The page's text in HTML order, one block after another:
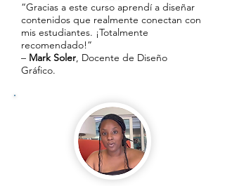
“Gracias a este curso aprendí a diseñar
contenidos que realmente conectan con
mis estudiantes. ¡Totalmente
recomendado!”
– Mark Soler, Docente de Diseño
Gráfico.